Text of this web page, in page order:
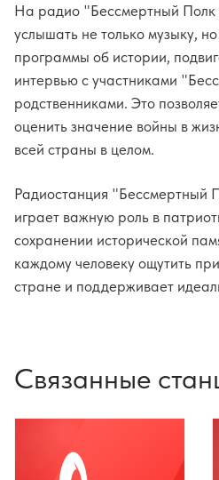
На радио "Бессмертный
услышать не только музыку,
программы об истории,
интервью с участниками
родственниками. Это
оценить значение войны в
всей страны в целом.
Радиостанция "Бессмертный
играет важную роль в
сохранении исторической
каждому человеку ощутить
стране и поддерживает
Связанные